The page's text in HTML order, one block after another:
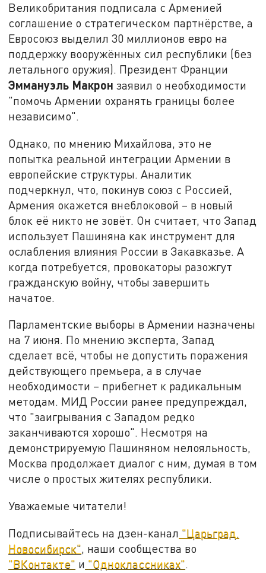
Великобритания подписала с Арменией
соглашение о стратегическом партнёрстве, а
Евросоюз выделил 30 миллионов евро на
поддержку вооружённых сил республики (без
летального оружия). Президент Франции
Эммануэль Макронзаявил о необходимости
"помочь Армении охранять границы более
независимо".
Однако, по мнению Михайлова, это не
попытка реальной интеграции Армении в
европейские структуры.Аналитик
подчеркнул, что, покинув союз с Россией,
Армения окажется внеблоковой – в новый
блок её никто не зовёт. Он считает, что Запад
использует Пашиняна как инструмент для
ослабления влияния России в Закавказье. А
когда потребуется, провокаторы разожгут
гражданскую войну, чтобы завершить
начатое.
Парламентские выборы в Армении назначены
на 7 июня. По мнению эксперта, Запад
сделает всё, чтобы не допустить поражения
действующего премьера, а в случае
необходимости – прибегнет к радикальным
методам. МИД России ранее предупреждал,
что "заигрывания с Западом редко
заканчиваются хорошо". Несмотря на
демонстрируемую Пашиняном нелояльность,
Москва продолжает диалог с ним, думая в том
числе о простых жителях республики.
Уважаемые читатели!
Подписывайтесь на дзен-канал "Царьград.
Новосибирск", наши сообщества во
"ВКонтакте" и "Одноклассниках".